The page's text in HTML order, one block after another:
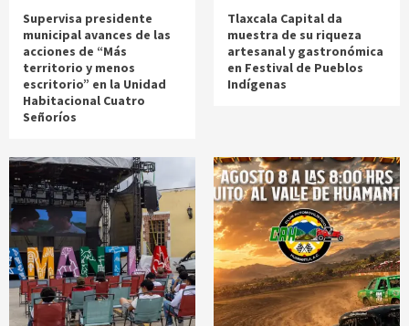
Supervisa presidente
municipal avances de las
acciones de “Más
territorio y menos
escritorio” en la Unidad
Habitacional Cuatro
Señoríos
Tlaxcala Capital da
muestra de su riqueza
artesanal y gastronómica
en Festival de Pueblos
Indígenas